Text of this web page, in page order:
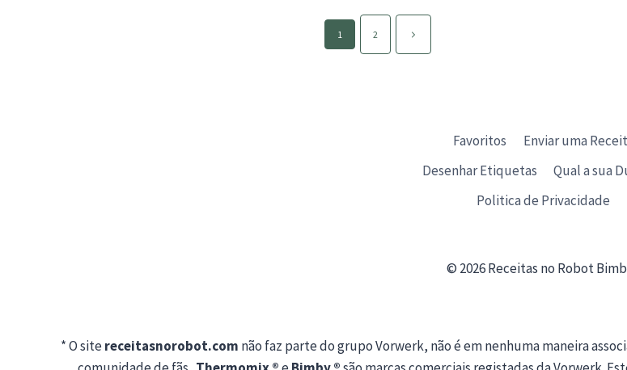
ENCHIDOS
1 2
Página
seguinte
Favoritos
Enviar uma
Desenhar Etiquetas
Qual a sua
Politica de Privacidade
© 2026 Receitas no Robot
* O sitereceitasnorobot.com não faz parte do grupo Vorwerk, não é em nenhuma maneira